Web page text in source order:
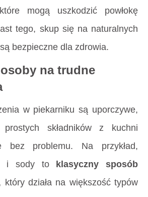
mogą uszkodzić powłokę
tego, skup się na naturalnych
bezpieczne dla zdrowia.
na trudne
w piekarniku są uporczywe,
składników z kuchni
bez problemu. Na przykład,
i sody to klasyczny sposób
który działa na większość typów